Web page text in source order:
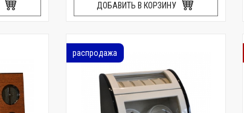
ДОБАВИТЬ В КОРЗИНУ
распродажа